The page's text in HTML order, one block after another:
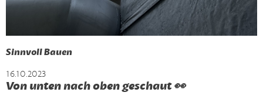
Sinnvoll Bauen
16.10.2023
Von unten nach oben geschaut 👀